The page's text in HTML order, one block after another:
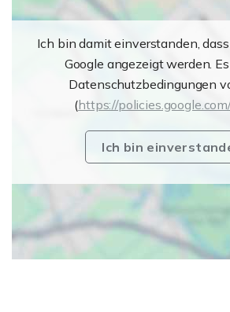
Ich bin damit einverstanden,
Google angezeigt werden.
Datenschutzbedingungen
(https://
Ich bin